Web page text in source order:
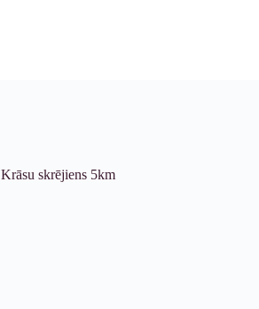
Krāsu skrējiens 5km